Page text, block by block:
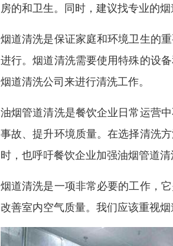
房的和卫生。同时，建议找专业的
烟道清洗是保证家庭和环境卫生的
进行。烟道清洗需要使用特殊的设
烟道清洗公司来进行清洗工作。
油烟管道清洗是餐饮企业日常运营
事故、提升环境质量。在选择清洗
时，也呼吁餐饮企业加强油烟管道
烟道清洗是一项非常必要的工作，
改善室内空气质量。我们应该重视